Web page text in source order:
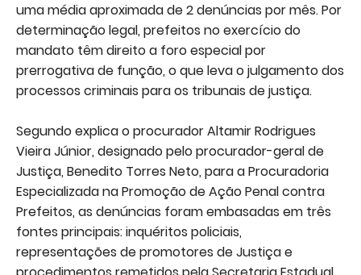
uma média aproximada de 2 denúncias por mês. Por
determinação legal, prefeitos no exercício do
mandato têm direito a foro especial por
prerrogativa de função, o que leva o julgamento dos
processos criminais para os tribunais de justiça.
Segundo explica o procurador Altamir Rodrigues
Vieira Júnior, designado pelo procurador-geral de
Justiça, Benedito Torres Neto, para a Procuradoria
Especializada na Promoção de Ação Penal contra
Prefeitos, as denúncias foram embasadas em três
fontes principais: inquéritos policiais,
representações de promotores de Justiça e